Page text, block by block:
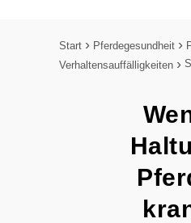
Start Pferdegesundheit
Verhaltensauffälligkeiten